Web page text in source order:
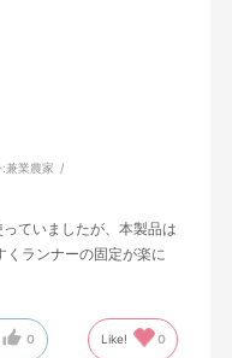
:兼業農家
ていましたが、本製品は
くランナーの固定が楽に
0 Like! 0